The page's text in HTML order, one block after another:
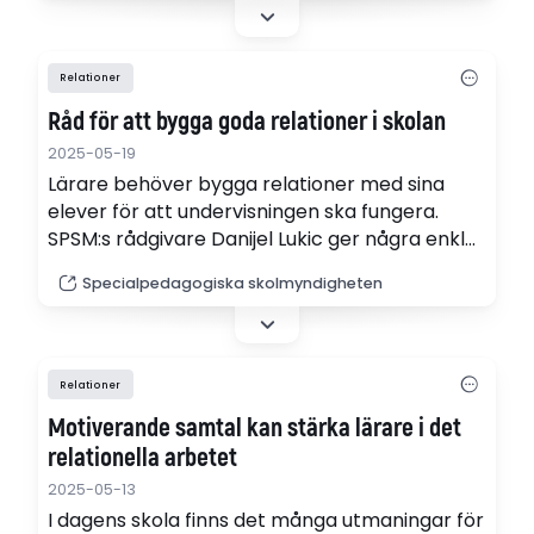
Relationer
Råd för att bygga goda relationer i skolan
2025-05-19
Lärare behöver bygga relationer med sina
elever för att undervisningen ska fungera.
SPSM:s rådgivare Danijel Lukic ger några enkla,
kan göra i praktiken.
Specialpedagogiska skolmyndigheten
Relationer
Motiverande samtal kan stärka lärare i det
relationella arbetet
2025-05-13
I dagens skola finns det många utmaningar för